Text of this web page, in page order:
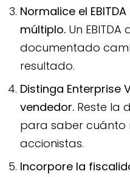
Normalice el
múltiplo. Un
documentado
resultado.
Distinga Enterprise
vendedor. Reste la
para saber cuánto
accionistas.
Incorpore la